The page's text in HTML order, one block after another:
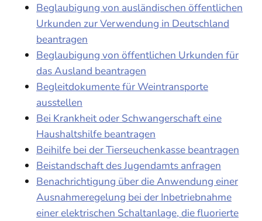
Beglaubigung von ausländischen öffentlichen
Urkunden zur Verwendung in Deutschland
beantragen
Beglaubigung von öffentlichen Urkunden für
das Ausland beantragen
Begleitdokumente für Weintransporte
ausstellen
Bei Krankheit oder Schwangerschaft eine
Haushaltshilfe beantragen
Beihilfe bei der Tierseuchenkasse beantragen
Beistandschaft des Jugendamts anfragen
Benachrichtigung über die Anwendung einer
Ausnahmeregelung bei der Inbetriebnahme
einer elektrischen Schaltanlage, die fluorierte